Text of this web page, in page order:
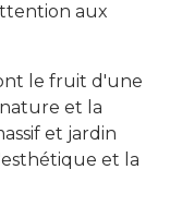
aux
le fruit d'une
et la
et jardin
et la